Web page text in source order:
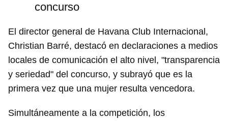
concurso
El director general de Havana Club Internacional,
Christian Barré, destacó en declaraciones a medios
locales de comunicación el alto nivel, "transparencia
y seriedad" del concurso, y subrayó que es la
primera vez que una mujer resulta vencedora.
Simultáneamente a la competición, los